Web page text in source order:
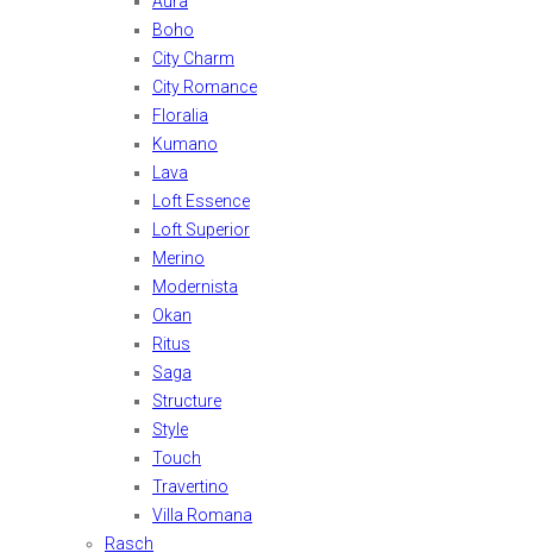
Boho
City Charm
City Romance
Floralia
Kumano
Lava
Loft Essence
Loft Superior
Merino
Modernista
Okan
Ritus
Saga
Structure
Style
Touch
Travertino
Villa Romana
Rasch